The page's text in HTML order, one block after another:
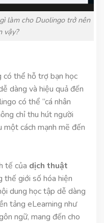
làm cho Duolingo trở nên
vậy?
thể hỗ trợ bạn học
dàng và hiệu quả đến
có thể “cá nhân
chỉ thu hút người
cách mạnh mẽ đến
tế của dịch thuật
thế giới số hóa hiện
dung học tập dễ dàng
tảng eLearning như
ngữ, mang đến cho